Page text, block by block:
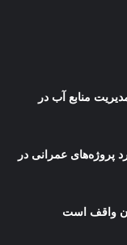
منابع آب در
پروژه‌های عمرانی در
واقف است